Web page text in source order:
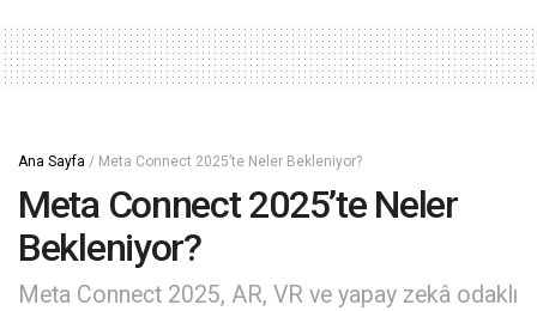
Ana Sayfa / Meta Connect 2025’te Neler Bekleniyor?
Meta Connect 2025’te Neler
Bekleniyor?
Meta Connect 2025, AR, VR ve yapay zekâ odaklı